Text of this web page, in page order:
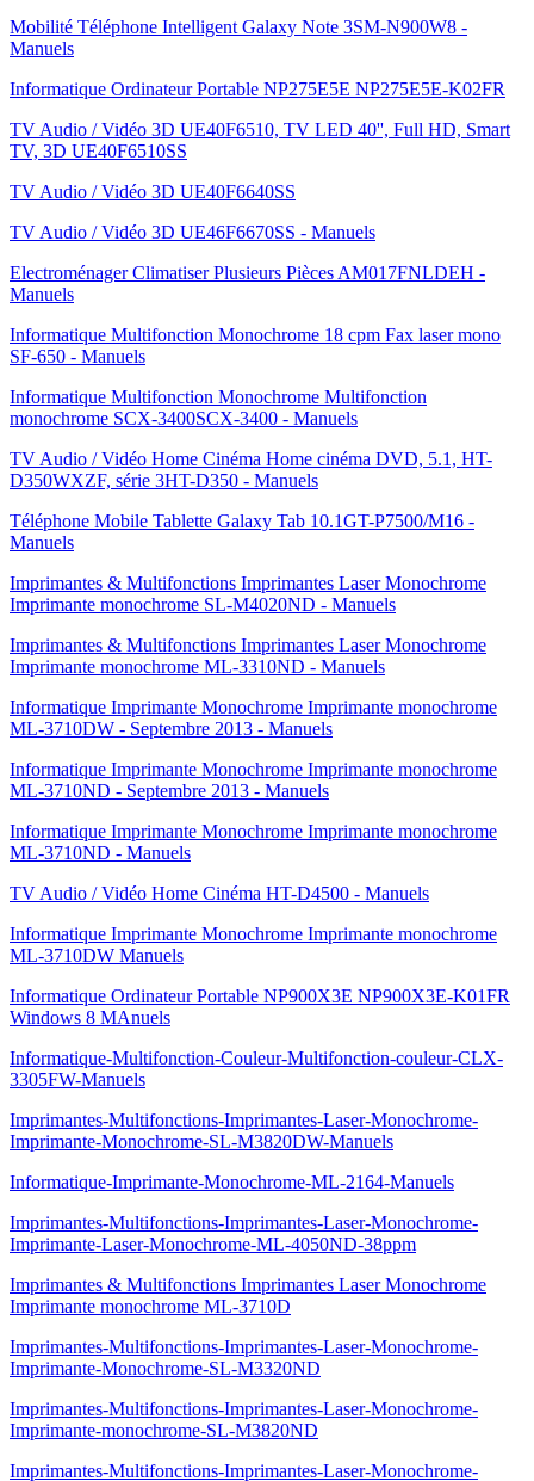
Mobilité Téléphone Intelligent Galaxy Note 3SM-N900W8 -
Manuels
Informatique Ordinateur Portable NP275E5E NP275E5E-K02FR
TV Audio / Vidéo 3D UE40F6510, TV LED 40'', Full HD, Smart
TV, 3D UE40F6510SS
TV Audio / Vidéo 3D UE40F6640SS
TV Audio / Vidéo 3D UE46F6670SS - Manuels
Electroménager Climatiser Plusieurs Pièces AM017FNLDEH -
Manuels
Informatique Multifonction Monochrome 18 cpm Fax laser mono
SF-650 - Manuels
Informatique Multifonction Monochrome Multifonction
monochrome SCX-3400SCX-3400 - Manuels
TV Audio / Vidéo Home Cinéma Home cinéma DVD, 5.1, HT-
D350WXZF, série 3HT-D350 - Manuels
Téléphone Mobile Tablette Galaxy Tab 10.1GT-P7500/M16 -
Manuels
Imprimantes & Multifonctions Imprimantes Laser Monochrome
Imprimante monochrome SL-M4020ND - Manuels
Imprimantes & Multifonctions Imprimantes Laser Monochrome
Imprimante monochrome ML-3310ND - Manuels
Informatique Imprimante Monochrome Imprimante monochrome
ML-3710DW - Septembre 2013 - Manuels
Informatique Imprimante Monochrome Imprimante monochrome
ML-3710ND - Septembre 2013 - Manuels
Informatique Imprimante Monochrome Imprimante monochrome
ML-3710ND - Manuels
TV Audio / Vidéo Home Cinéma HT-D4500 - Manuels
Informatique Imprimante Monochrome Imprimante monochrome
ML-3710DW Manuels
Informatique Ordinateur Portable NP900X3E NP900X3E-K01FR
Windows 8 MAnuels
Informatique-Multifonction-Couleur-Multifonction-couleur-CLX-
3305FW-Manuels
Imprimantes-Multifonctions-Imprimantes-Laser-Monochrome-
Imprimante-Monochrome-SL-M3820DW-Manuels
Informatique-Imprimante-Monochrome-ML-2164-Manuels
Imprimantes-Multifonctions-Imprimantes-Laser-Monochrome-
Imprimante-Laser-Monochrome-ML-4050ND-38ppm
Imprimantes & Multifonctions Imprimantes Laser Monochrome
Imprimante monochrome ML-3710D
Imprimantes-Multifonctions-Imprimantes-Laser-Monochrome-
Imprimante-Monochrome-SL-M3320ND
Imprimantes-Multifonctions-Imprimantes-Laser-Monochrome-
Imprimante-monochrome-SL-M3820ND
Imprimantes-Multifonctions-Imprimantes-Laser-Monochrome-